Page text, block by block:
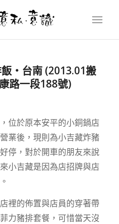
‧台南 (2013.01搬
路一段188號)
位於原本安平的小銅鍋店
業後，現則為小吉藏炸豬
停，對於開車的朋友來說
小吉藏是因為店招牌與店
裡的佈置與店員的穿著帶
力豬排套餐，可惜當天沒